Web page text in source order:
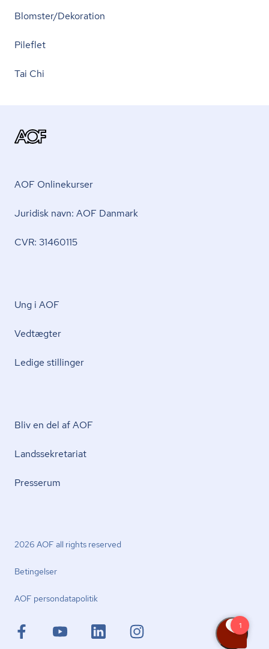
Blomster/Dekoration
Pileflet
Tai Chi
AOF Onlinekurser
Juridisk navn: AOF Danmark
CVR: 31460115
Ung i AOF
Vedtægter
Ledige stillinger
Bliv en del af AOF
Lands­se­kre­ta­ri­at
Presserum
2026 AOF all rights reserved
Betingelser
AOF per­son­da­ta­po­li­tik